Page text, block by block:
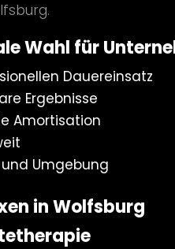
Wahl für
Dauereinsatz
Ergebnisse
Amortisation
Umgebung
in Wolfsburg